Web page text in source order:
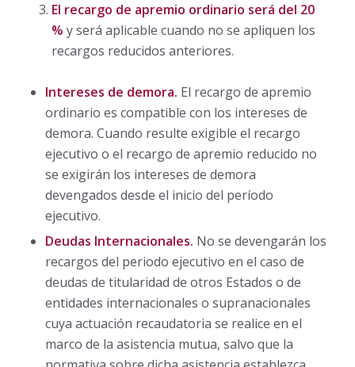
El recargo de apremio ordinario será del 20
% y será aplicable cuando no se apliquen los
recargos reducidos anteriores.
Intereses de demora. El recargo de apremio
ordinario es compatible con los intereses de
demora. Cuando resulte exigible el recargo
ejecutivo o el recargo de apremio reducido no
se exigirán los intereses de demora
devengados desde el inicio del período
ejecutivo.
Deudas Internacionales. No se devengarán los
recargos del periodo ejecutivo en el caso de
deudas de titularidad de otros Estados o de
entidades internacionales o supranacionales
cuya actuación recaudatoria se realice en el
marco de la asistencia mutua, salvo que la